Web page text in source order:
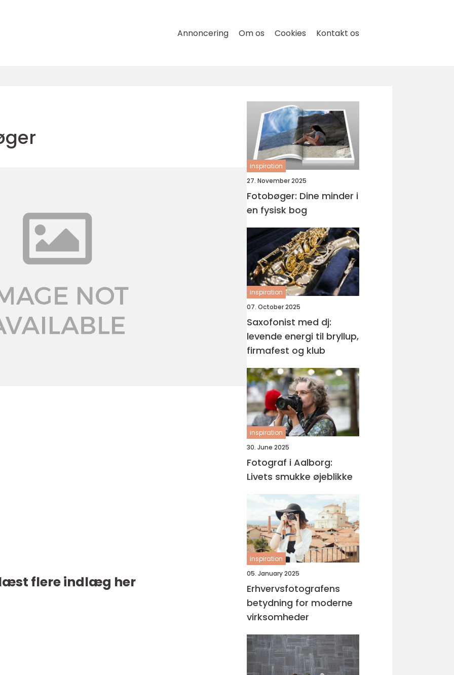
Annoncering Om os Cookies Kontakt os
flere indlæg her
inspiration
27. November 2025
Fotobøger: Dine minder i
en fysisk bog
inspiration
07. October 2025
Saxofonist med dj:
levende energi til bryllup,
firmafest og klub
inspiration
30. June 2025
Fotograf i Aalborg:
Livets smukke øjeblikke
inspiration
05. January 2025
Erhvervsfotografens
betydning for moderne
virksomheder